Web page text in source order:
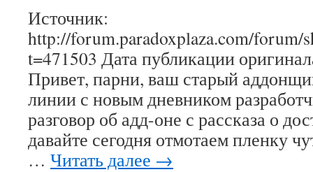
Источник:
http://forum.paradoxplaza.com/forum/
t=471503 Дата публикации
Привет, парни, ваш старый
линии с новым дневником
разговор об адд-оне с рассказа о
давайте сегодня отмотаем пленку
… Читать далее →